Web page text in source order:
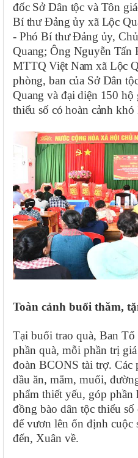
đốc Sở Dân tộc và Tôn
Bí thư Đảng ủy xã Lộc
- Phó Bí thư Đảng ủy,
Quang; Ông Nguyễn Tấn
MTTQ Việt Nam xã Lộc
phòng, ban của Sở Dân
Quang và đại diện 150
thiểu số có hoàn cảnh
Toàn cảnh buổi thăm,
Tại buổi trao quà, Ban Tổ
phần quà, mỗi phần trị
đoàn BCONS tài trợ. Các
dầu ăn, mắm, muối,
phẩm thiết yếu, góp
đồng bào dân tộc thiểu
để vươn lên ổn định cuộc
đến, Xuân về.